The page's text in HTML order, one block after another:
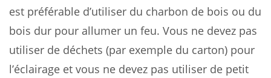
est préférable d’utiliser du charbon de bois ou du
bois dur pour allumer un feu. Vous ne devez pas
utiliser de déchets (par exemple du carton) pour
l’éclairage et vous ne devez pas utiliser de petit